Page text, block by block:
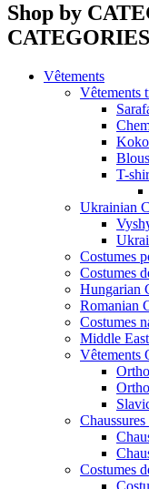
Shop by
CATEGORIES
Vêtements
Vêtements
T-
Ukrainian
Costumes
Costumes
Hungarian
Romanian
Costumes
Middle
Vêtements
Costumes